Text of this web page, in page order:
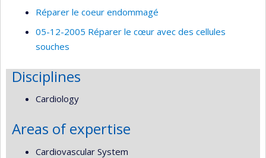
Réparer le coeur endommagé
05-12-2005 Réparer le cœur avec des cellules
souches
Disciplines
Cardiology
Areas of expertise
Cardiovascular System